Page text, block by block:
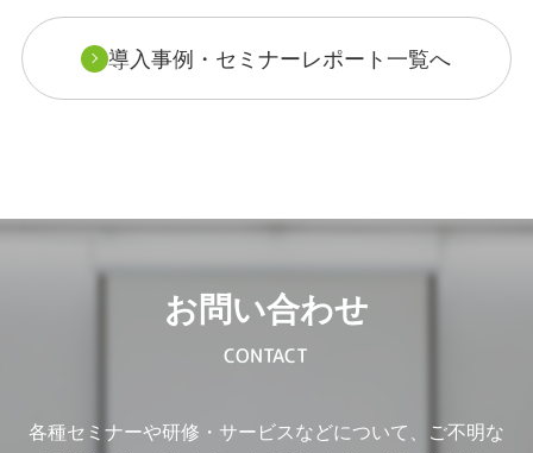
導入事例・セミナーレポート一覧へ
お問い合わせ
CONTACT
各種セミナーや研修・サービスなどについて、ご不明な